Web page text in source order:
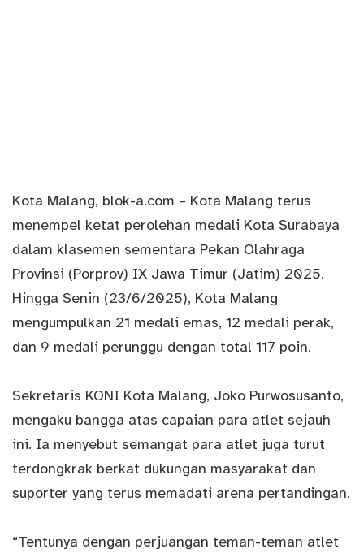
Kota Malang, blok-a.com – Kota Malang terus
menempel ketat perolehan medali Kota Surabaya
dalam klasemen sementara Pekan Olahraga
Provinsi (Porprov) IX Jawa Timur (Jatim) 2025.
Hingga Senin (23/6/2025), Kota Malang
mengumpulkan 21 medali emas, 12 medali perak,
dan 9 medali perunggu dengan total 117 poin.
Sekretaris KONI Kota Malang, Joko Purwosusanto,
mengaku bangga atas capaian para atlet sejauh
ini. Ia menyebut semangat para atlet juga turut
terdongkrak berkat dukungan masyarakat dan
suporter yang terus memadati arena pertandingan.
“Tentunya dengan perjuangan teman-teman atlet